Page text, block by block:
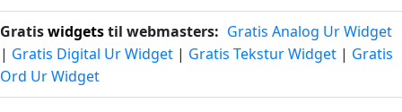
Gratiswidgetstil webmasters: Gratis Analog Ur Widget
| Gratis Digital Ur Widget | Gratis Tekstur Widget | Gratis
Ord Ur Widget